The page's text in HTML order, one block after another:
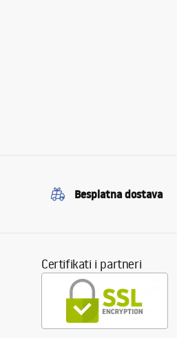
Besplatna dostava
Certifikati i partneri